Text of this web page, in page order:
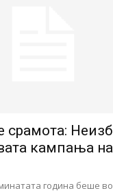
срамота:
кампања на
година беше